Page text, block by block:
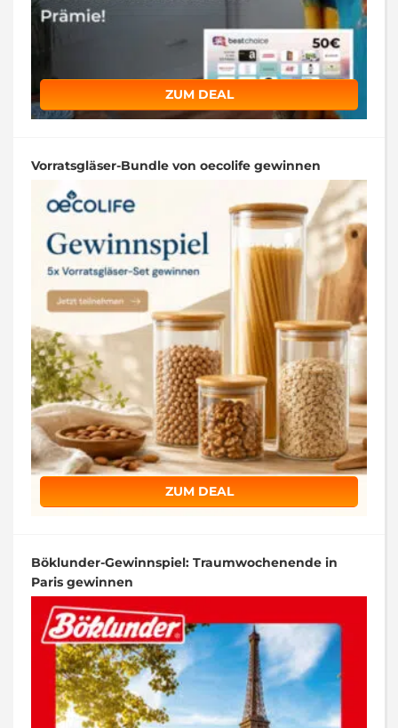
ZUM DEAL
Vorratsgläser-Bundle von oecolife gewinnen
ZUM DEAL
Böklunder-Gewinnspiel: Traumwochenende in
Paris gewinnen